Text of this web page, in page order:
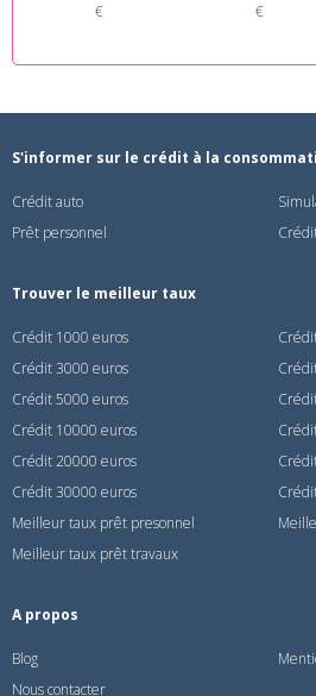
€
€
S'informer sur le crédit à la
Crédit auto
Prêt personnel
Trouver le meilleur taux
Crédit 1000 euros
Crédit 3000 euros
Crédit 5000 euros
Crédit 10000 euros
Crédit 20000 euros
Crédit 30000 euros
Meilleur taux prêt presonnel
Meilleur taux prêt travaux
A propos
Blog
Nous contacter